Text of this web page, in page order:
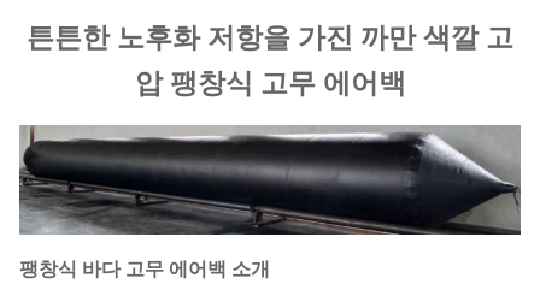
튼튼한 노후화 저항을 가진 까만 색깔 고
압 팽창식 고무 에어백
팽창식 바다 고무 에어백 소개